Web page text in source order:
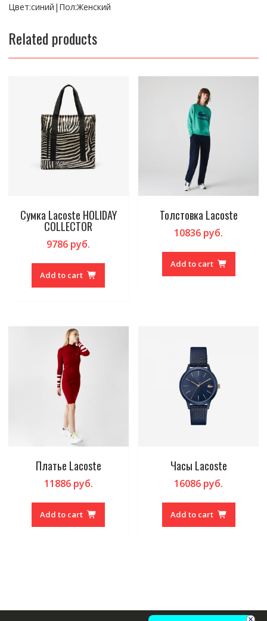
Цвет:синий|Пол:Женский
Related products
Сумка Lacoste HOLIDAY
COLLECTOR
9786 руб.
Add to cart
Толстовка Lacoste
10836 руб.
Add to cart
Платье Lacoste
11886руб.
Add to cart
Часы Lacoste
16086 руб.
Add to cart